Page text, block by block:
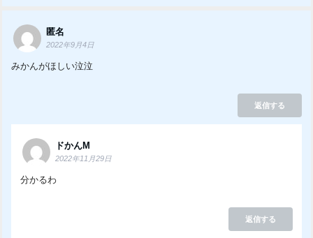
匿名
2022年9月4日
みかんがほしい泣泣
返信する
ドかんM
2022年11月29日
分かるわ
返信する